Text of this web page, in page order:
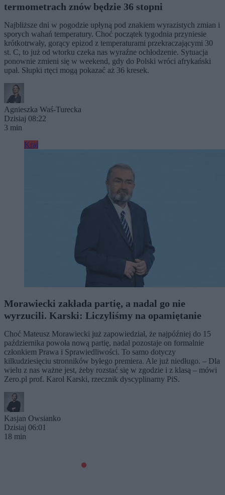
termometrach znów będzie 36 stopni
Najbliższe dni w pogodzie upłyną pod znakiem wyrazistych zmian i
sporych wahań temperatury. Choć początek tygodnia przyniesie
krótkotrwały, gorący epizod z temperaturami przekraczającymi 30
st. C, to już od wtorku czeka nas wyraźne ochłodzenie. Sytuacja
ponownie zmieni się w weekend, gdy do Polski wróci afrykański
upał. Słupki rtęci mogą pokazać aż 36 kresek.
Agnieszka Waś-Turecka
Dzisiaj 08:22
3 min
Kraj
Morawiecki zakłada partię, a nadal go nie
wyrzucili. Karski: Liczyliśmy na opamiętanie
Choć Mateusz Morawiecki już zapowiedział, że najpóźniej do 15
października powoła nową partię, nadal pozostaje on formalnie
członkiem Prawa i Sprawiedliwości. To samo dotyczy
kilkudziesięciu stronników byłego premiera. Ale już niedługo. – Dla
wielu z nas ważne jest, żeby rozstać się w zgodzie i z klasą – mówi
Zero.pl prof. Karol Karski, rzecznik dyscyplinarny PiS.
Kasjan Owsianko
Dzisiaj 06:01
18 min